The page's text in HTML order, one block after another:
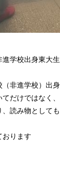
学校出身東大
非進学校）出
だけではなく
読み物としても
おります